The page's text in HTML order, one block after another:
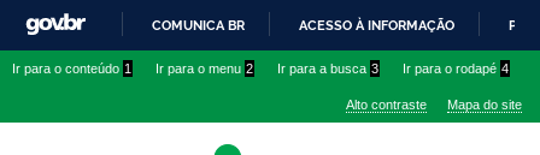
conteúdo
IR
O
COMUNICA BR ACESSO À INFORMAÇÃO
Ir para o conteúdo 1 Ir para o menu 2 Ir para a busca 3 Ir para o rodapé 4
Alto contraste Mapa do site